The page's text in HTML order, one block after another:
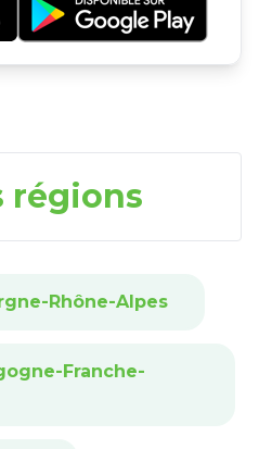
régions
Rhône-Alpes
Franche-